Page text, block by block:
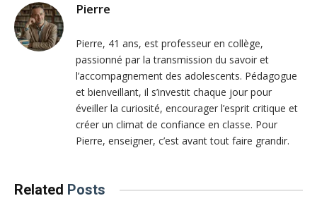
Pierre
Pierre, 41 ans, est professeur en collège,
passionné par la transmission du savoir et
l’accompagnement des adolescents. Pédagogue
et bienveillant, il s’investit chaque jour pour
éveiller la curiosité, encourager l’esprit critique et
créer un climat de confiance en classe. Pour
Pierre, enseigner, c’est avant tout faire grandir.
Related Posts